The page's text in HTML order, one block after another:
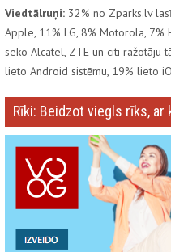
Viedtālruņi: 32% no Zparks.lv
Apple, 11% LG, 8% Motorola,
seko Alcatel, ZTE un citi ražotāju
lieto Android sistēmu, 19% lieto
Rīki: Beidzot viegls rīks, ar